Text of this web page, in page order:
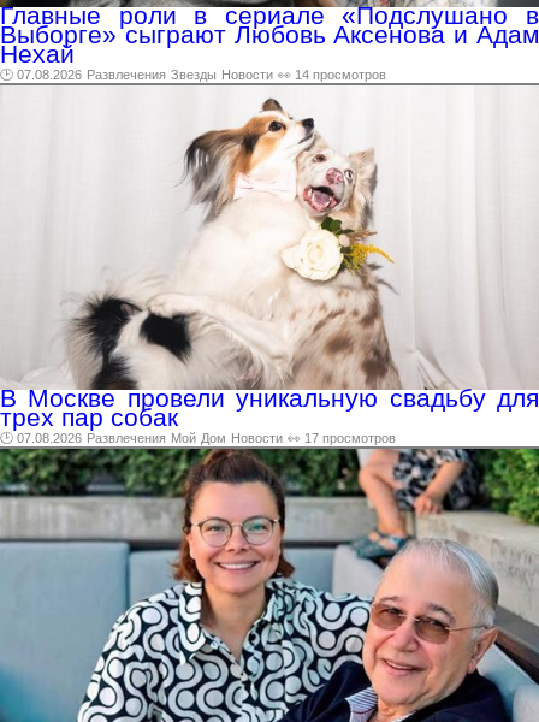
Главные роли в сериале «Подслушано в
Выборге» сыграют Любовь Аксенова и Адам
Нехай
🕑 07.08.2026 Развлечения Звезды Новости 👀 14 просмотров
В Москве провели уникальную свадьбу для
трех пар собак
🕑 07.08.2026 Развлечения Мой Дом Новости 👀 17 просмотров